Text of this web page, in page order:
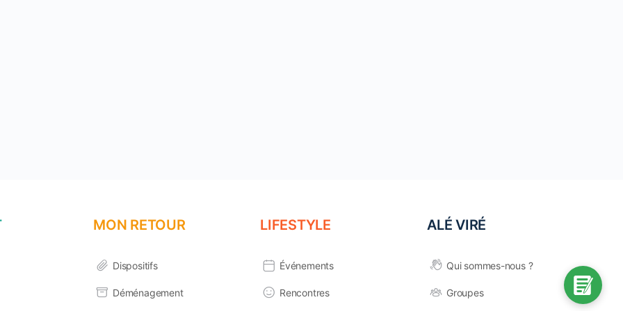
MON RETOUR
Dispositifs
Déménagement
LIFESTYLE
Événements
Rencontres
ALÉ VIRÉ
Qui sommes-nous ?
Groupes